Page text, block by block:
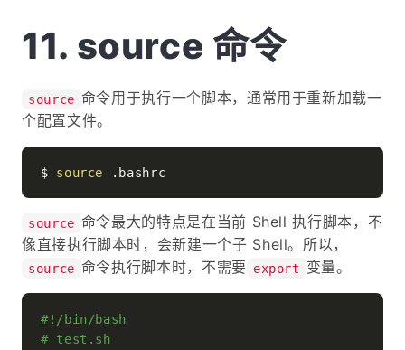
source 命令
source 命令用于执行一个脚本，通常用于重新加载一
个配置文件。
$ source
source 命令最大的特点是在当前 Shell 执行脚本，不
像直接执行脚本时，会新建一个子 Shell。所以，
source 命令执行脚本时，不需要 export 变量。
#!/bin/bash
# test.sh